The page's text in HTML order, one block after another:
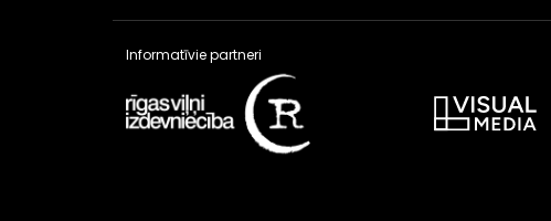
Informatīvie partneri